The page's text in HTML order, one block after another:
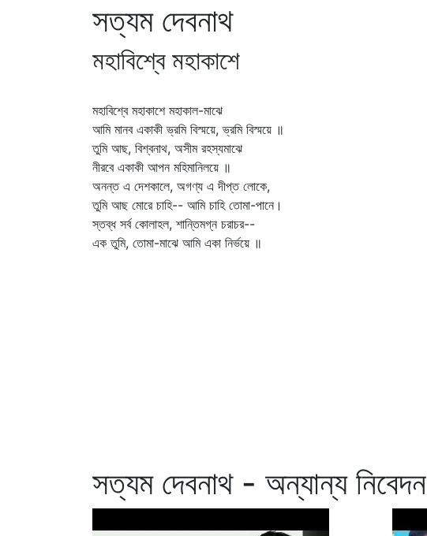
সত্যম দেবনাথ
মহাবিশ্বে মহাকাশে
মহাবিশ্বে মহাকাশে মহাকাল-মাঝে
আমি মানব একাকী ভ্রমি বিস্ময়ে, ভ্রমি বিস্ময়ে ॥
তুমি আছ, বিশ্বনাথ, অসীম রহস্যমাঝে
নীরবে একাকী আপন মহিমানিলয়ে ॥
অনন্ত এ দেশকালে, অগণ্য এ দীপ্ত লোকে,
তুমি আছ মোরে চাহি-- আমি চাহি তোমা-পানে।
স্তব্ধ সর্ব কোলাহল, শান্তিমগ্ন চরাচর--
এক তুমি, তোমা-মাঝে আমি একা নির্ভয়ে ॥
সত্যম দেবনাথ - অন্যান্য নিবেদন